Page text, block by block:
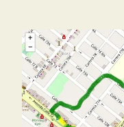
g
e
d
B
i
c